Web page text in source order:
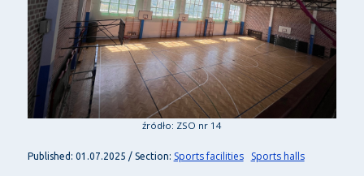
źródło: ZSO nr 14
Published: 01.07.2025 / Section: Sports facilities Sports halls